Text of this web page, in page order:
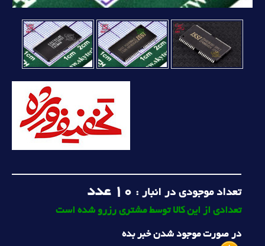
تعداد موجودی در انبار : 10 عدد
تعدادی از این کالا توسط مشتری رزرو شده است
در صورت موجود شدن خبر بده